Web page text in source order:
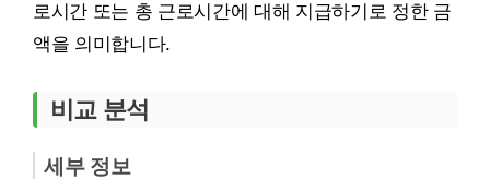
로시간 또는 총 근로시간에 대해 지급하기로 정한 금
액을 의미합니다.
비교 분석
세부 정보